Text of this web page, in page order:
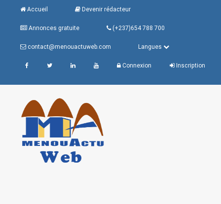
Accueil Devenir rédacteur
Annonces gratuite (+237)654 788 700
contact@menouactuweb.com Langues
Connexion Inscription